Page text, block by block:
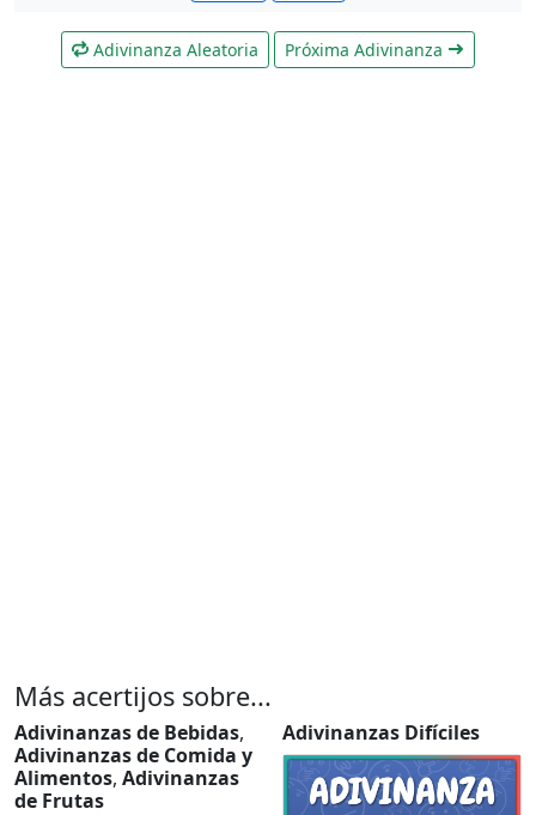
Adivinanza Aleatoria Próxima Adivinanza
Más acertijos sobre...
Adivinanzas de Bebidas,
Adivinanzas de Comida y
Alimentos, Adivinanzas
de Frutas
Adivinanzas Difíciles